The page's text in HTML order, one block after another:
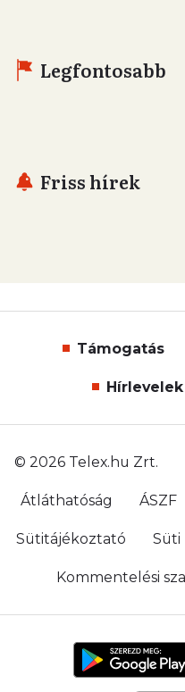
Legfontosabb
Friss hírek
Támogatás
Hírlevelek
© 2026 Telex.hu Zrt.
Átláthatóság ÁSZF
Sütitájékoztató Süti
Kommentelési